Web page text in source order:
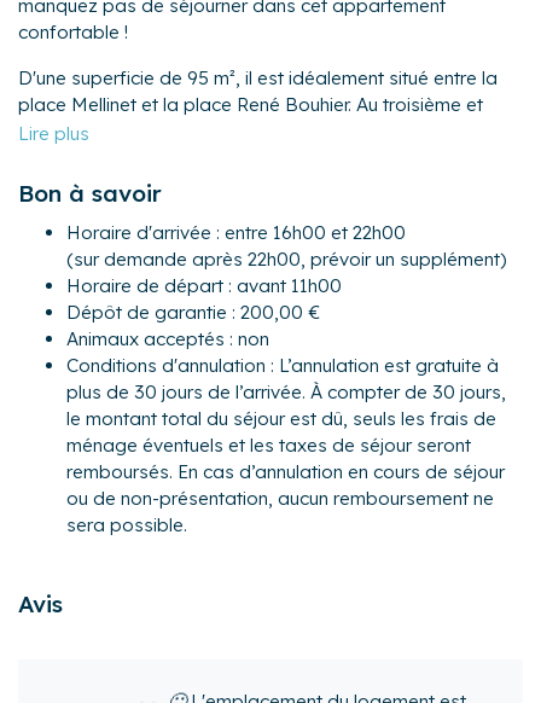
manquez pas de séjourner dans cet appartement
confortable !
D'une superficie de 95 m², il est idéalement situé entre la
place Mellinet et la place René Bouhier. Au troisième et
dernier étage avec ascenseur, il est agencé ainsi :
cuisine, salon, salle à manger. Cet espace est agrémenté
nuit est séparée et distribuée ainsi : trois belles chambres,
une salle de douche, une salle de bain et des WC séparés.
Les chambres bénéficient également de l'ouverture sur le
balcon.
Un avantage de taille : un parking sécurisé privatif en
sous-sol.
L'appartement peut accueillir confortablement jusqu'à 6
personnes avec ses trois chambres équipées ainsi : 1 lit
double (160X200), 1 canapé lit deux personnes (140X200)
et deux lits simples (90X190). Notez qu'il est possible de
réunir les 2 lits simples pour en faire un lit double.
que vous n’ayez plus qu'à poser vos valises. Il dispose
L'Agence Cocoonr
Bon à savoir
Horaire d'arrivée : entre 16h00 et 22h00
(sur demande après 22h00, prévoir un supplément)
Horaire de départ : avant 11h00
Dépôt de garantie : 200,00 €
Animaux acceptés : non
Conditions d'annulation : L’annulation est gratuite à
plus de 30 jours de l’arrivée. À compter de 30 jours,
le montant total du séjour est dû, seuls les frais de
ménage éventuels et les taxes de séjour seront
remboursés. En cas d’annulation en cours de séjour
ou de non-présentation, aucun remboursement ne
sera possible.
Avis